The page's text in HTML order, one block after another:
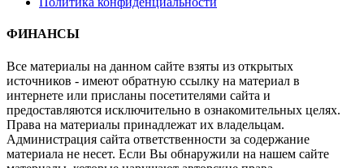
ФИНАНСЫ
Все материалы на данном сайте взяты из открытых
источников - имеют обратную ссылку на материал в
интернете или присланы посетителями сайта и
предоставляются исключительно в ознакомительных целях.
Права на материалы принадлежат их владельцам.
Администрация сайта ответственности за содержание
материала не несет. Если Вы обнаружили на нашем сайте